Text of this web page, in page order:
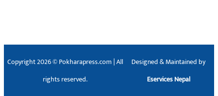
Copyright 2026 © Pokharapress.com | All
rights reserved.
Designed & Maintained by
Eservices Nepal